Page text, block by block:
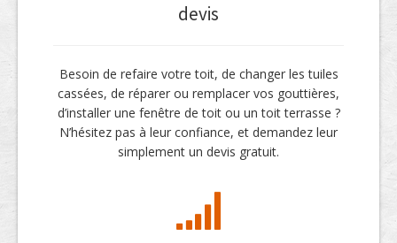
devis
Besoin de refaire votre toit, de changer les tuiles
cassées, de réparer ou remplacer vos gouttières,
d’installer une fenêtre de toit ou un toit terrasse ?
N’hésitez pas à leur confiance, et demandez leur
simplement un devis gratuit.